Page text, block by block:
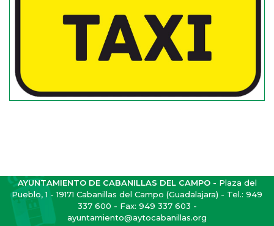
AYUNTAMIENTO DE CABANILLAS DEL CAMPO- Plaza del
Pueblo, 1 - 19171 Cabanillas del Campo (Guadalajara) - Tel.: 949
337 600 - Fax: 949 337 603 -
ayuntamiento@aytocabanillas.org